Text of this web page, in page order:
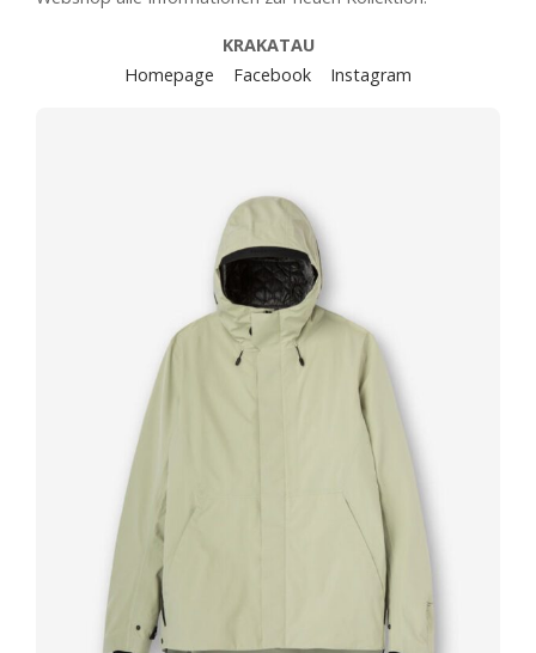
KRAKATAU
Homepage
Facebook Instagram